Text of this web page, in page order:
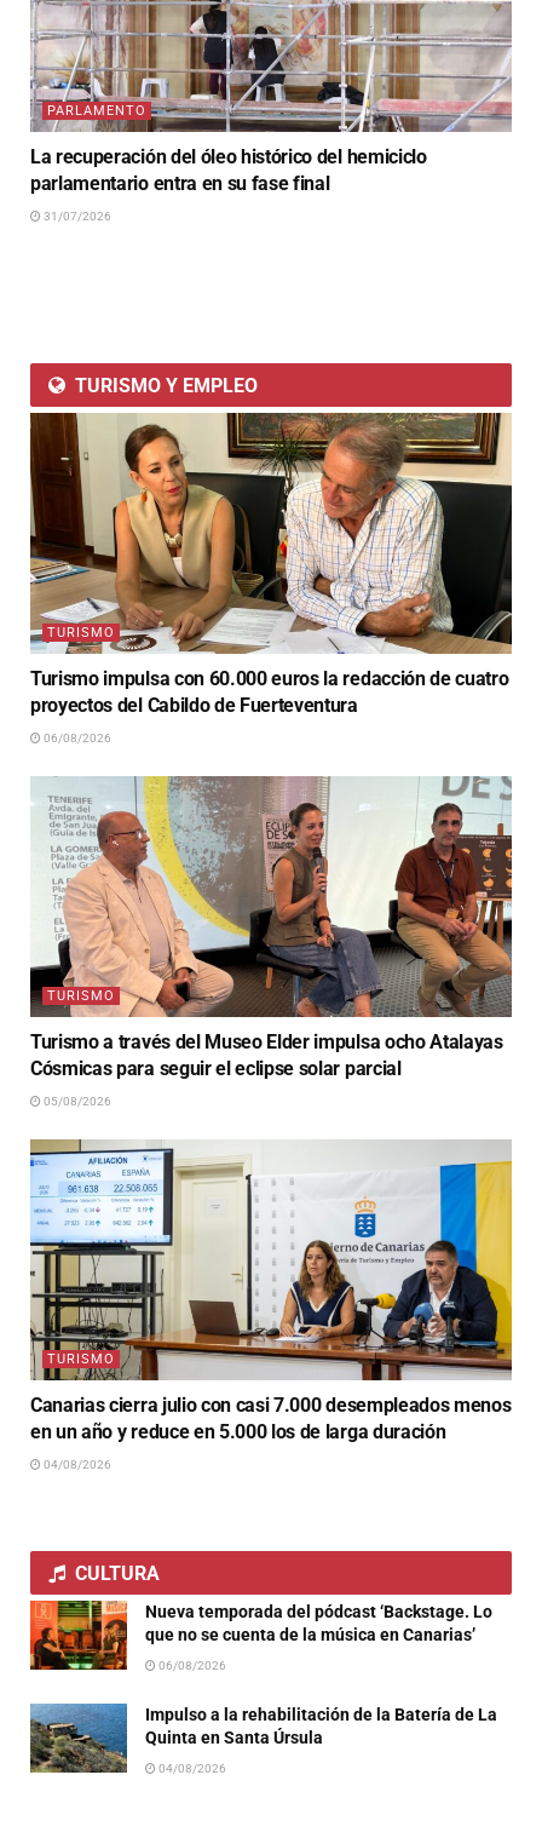
PARLAMENTO
La recuperación del óleo histórico del hemiciclo
parlamentario entra en su fase final
31/07/2026
TURISMO Y EMPLEO
TURISMO
Turismo impulsa con 60.000 euros la redacción de cuatro
proyectos del Cabildo de Fuerteventura
06/08/2026
TURISMO
Turismo a través del Museo Elder impulsa ocho Atalayas
Cósmicas para seguir el eclipse solar parcial
05/08/2026
TURISMO
Canarias cierra julio con casi 7.000 desempleados menos
en un año y reduce en 5.000 los de larga duración
04/08/2026
CULTURA
Nueva temporada del pódcast ‘Backstage. Lo
que no se cuenta de la música en Canarias’
06/08/2026
Impulso a la rehabilitación de la Batería de La
Quinta en Santa Úrsula
04/08/2026